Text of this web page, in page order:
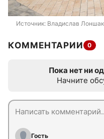
Источник: Владислав
КОММЕНТАРИИ 0
Пока нет ни
Начните
Гость